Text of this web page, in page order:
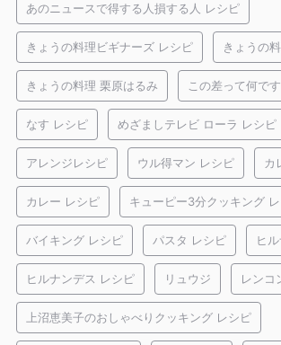
あのニュースで得する人損する人 レシピ
きょうの料理ビギナーズ レシピ きょうの
きょうの料理 栗原はるみ この差って何で
なす レシピ めざましテレビ ローラ レシピ
アレンジレシピ ウル得マン レシピ カ
カレー レシピ キューピー3分クッキング
バイキング レシピ パスタ レシピ ヒ
ヒルナンデス レシピ リュウジ レンコ
上沼恵美子のおしゃべりクッキング レシピ